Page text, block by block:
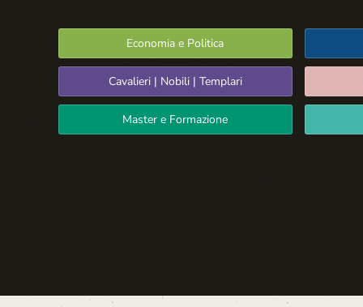
Economia e Politica
Cavalieri | Nobili | Templari
Master e Formazione